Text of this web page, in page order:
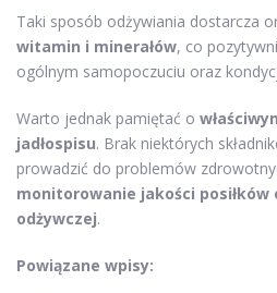
Taki sposób odżywiania dostarcza
witamin i minerałów, co
ogólnym samopoczuciu oraz
Warto jednak pamiętać o
jadłospisu. Brak niektórych
prowadzić do problemów
monitorowanie jakości posiłków
odżywczej.
Powiązane wpisy: